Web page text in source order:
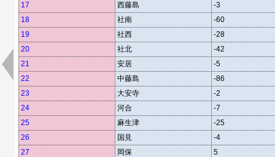
17
西藤島
-3
18
社南
-60
19
社西
-28
20
社北
-42
21
安居
-5
22
中藤島
-86
23
大安寺
-2
24
河合
-7
25
麻生津
-25
26
国見
-4
27
岡保
5